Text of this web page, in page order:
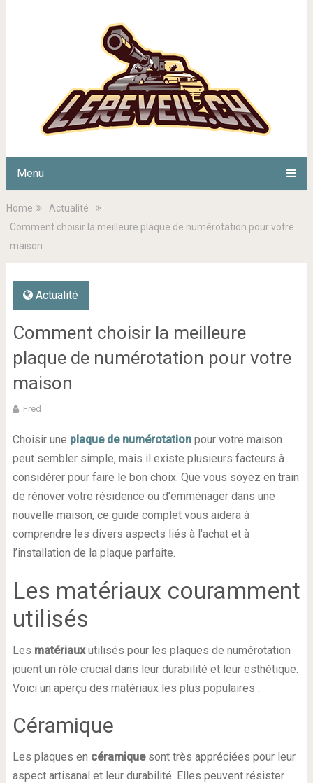
Menu
Home
Actualité
Comment choisir la meilleure plaque de numérotation pour votre
maison
Actualité
Comment choisir la meilleure
plaque de numérotation pour votre
maison
Fred
Choisir une plaque de numérotation pour votre maison
peut sembler simple, mais il existe plusieurs facteurs à
considérer pour faire le bon choix. Que vous soyez en train
de rénover votre résidence ou d’emménager dans une
nouvelle maison, ce guide complet vous aidera à
comprendre les divers aspects liés à l’achat et à
l’installation de la plaque parfaite.
Les matériaux couramment
utilisés
Les matériauxutilisés pour les plaques de numérotation
jouent un rôle crucial dans leur durabilité et leur esthétique.
Voici un aperçu des matériaux les plus populaires :
Céramique
Les plaques en céramiquesont très appréciées pour leur
aspect artisanal et leur durabilité. Elles peuvent résister